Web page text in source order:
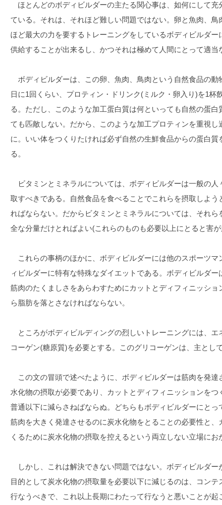
ほとんどのボディビルダーの主たる関心事は、如何にして充
ている。それは、それほど難しい問題ではない。卵と魚肉、
ほど最大の力を要するトレーニングをしているボディビルダ
供給することが出来るし、かつそれは極めて人間にとって適
ボディビルダーは、この卵、魚肉、鳥肉という自然食品の動
日に1回くらい、プロティン・ドリンク(ミルク・卵入り)を1杯
る。ただし、このような加工蛋白質は何といっても自然の蛋
ても匹敵しない。だから、このような加工プロティンを重視
に。いい体をつくりたければ必ず自然の生鮮食品からの蛋白
る。
ビタミンとミネラルについては、ボディビルダーは一般の人
取すべきである。自然食品を食べることでこれらを摂取しよ
ればならない。だからビタミンとミネラルについては、それ
全な分量だけとればよい(これらのものも必要以上にとると害
これらの事柄のほかに、ボディビルダーには他のスポーツマ
ィビルダーに特有な特殊なダイエットである。ボディビルダ
筋肉のたくましさをあらわすためにカットとディフィニッシ
ら脂肪を落とさなければならない。
ところがボディビルディングの烈しいトレーニングには、エ
コーゲン(糖原質)を必要とする。このグリコーゲンは、主とし
この文の冒頭で述べたように、ボディビルダーは筋肉を発達
水化物の摂取が必要であり、カットとディフィニッションを
普通以下に減らさねばならぬ。どちらもボディビルダーにと
筋肉を大きく発達させるのに炭水化物をとることの必要性と
くるために炭水化物の摂取を控えるという両立しない立場にお
しかし、これは解決できない問題ではない。ボディビルダー
目的として炭水化物の摂取量を必要以下に減じるのは、コン
行なうべきで、これ以上長期にわたって行なうと悪いことが起